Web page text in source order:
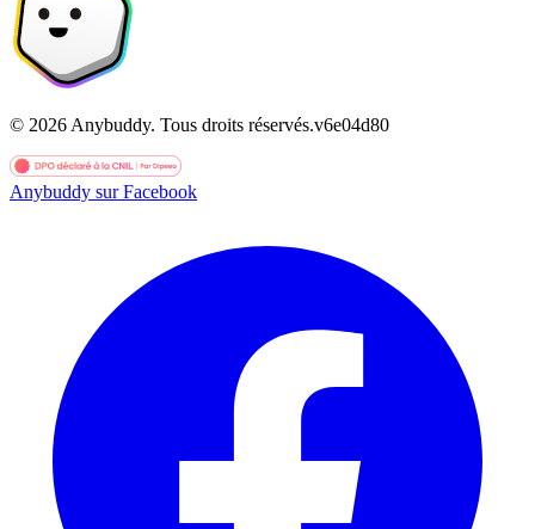
© 2026Anybuddy. Tous droits réservés.v6e04d80
Anybuddy sur Facebook